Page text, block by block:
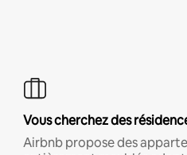
Vous cherchez des
Airbnb propose des